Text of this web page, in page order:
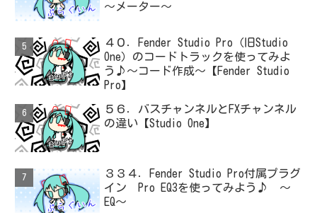
～メーター～
４０．Fender Studio Pro（旧Studio
One）のコードトラックを使ってみよ
う♪～コード作成～【Fender Studio
Pro】
５６．バスチャンネルとFXチャンネル
の違い【Studio One】
３３４．Fender Studio Pro付属プラグ
イン Pro EQ3を使ってみよう♪ ～
EQ～